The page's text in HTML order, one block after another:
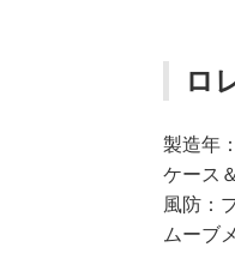
ロ
製造年
ケース
風防：
ムーブ